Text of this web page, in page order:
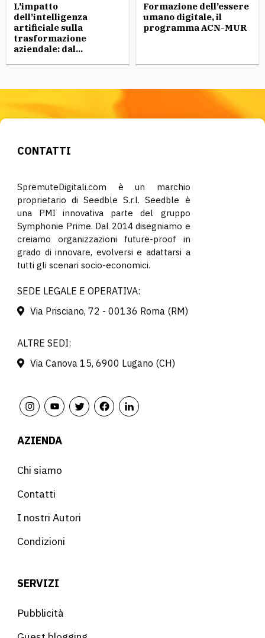
L’impatto
dell’intelligenza
artificiale sulla
trasformazione
aziendale: dal...
Formazione dell’essere
umano digitale, il
programma ACN-MUR
CONTATTI
SpremuteDigitali.com è un marchio
proprietario di Seedble S.r.l. Seedble è
una PMI innovativa parte del gruppo
Symphonie Prime. Dal 2014 disegniamo e
creiamo organizzazioni future-proof in
grado di innovare, evolversi e adattarsi a
tutti gli scenari socio-economici.
SEDE LEGALE E OPERATIVA:
Via Prisciano, 72 - 00136 Roma (RM)
ALTRE SEDI:
Via Canova 15, 6900 Lugano (CH)
AZIENDA
Chi siamo
Contatti
I nostri Autori
Condizioni
SERVIZI
Pubblicità